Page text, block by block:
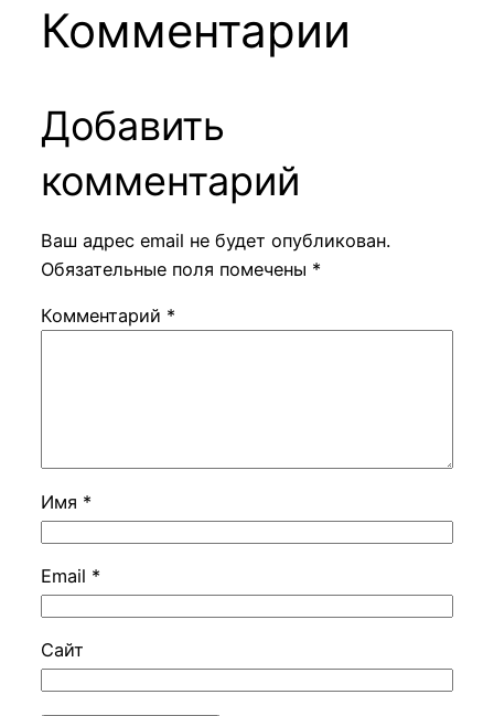
Комментарии
Добавить
комментарий
Ваш адрес email не будет опубликован.
Обязательные поля помечены *
Комментарий *
Имя *
Email *
Сайт